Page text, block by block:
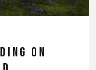
ON